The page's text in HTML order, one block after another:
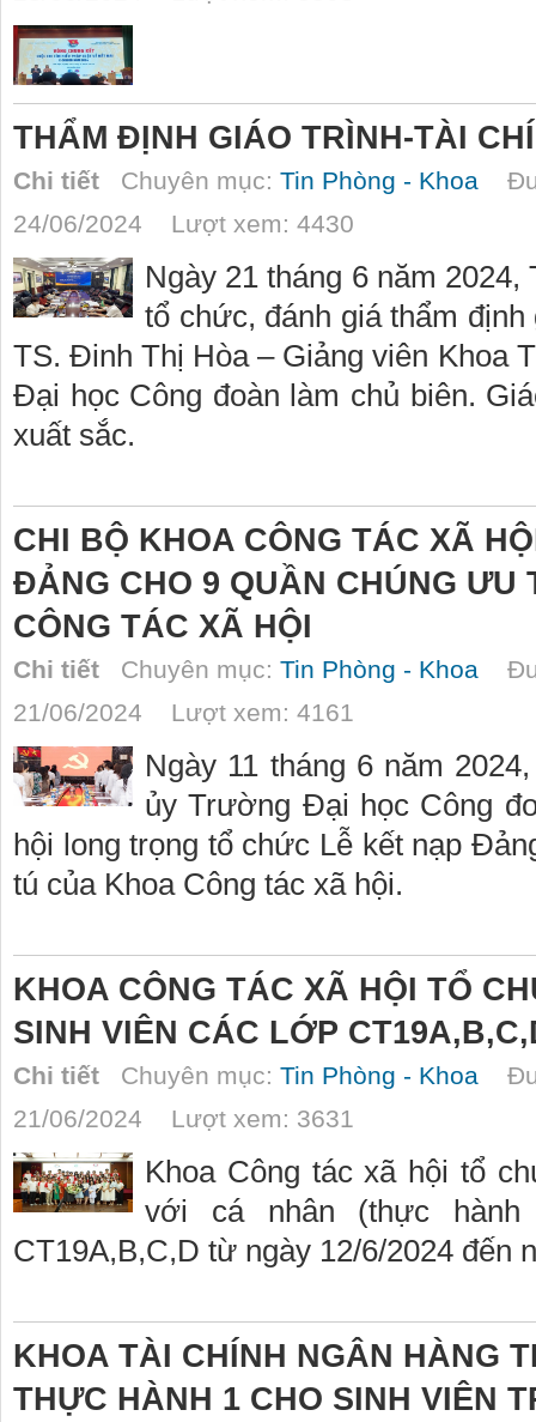
THẨM ĐỊNH GIÁO TRÌNH-TÀI
Chi tiết Chuyên mục: Tin Phòng - Khoa
24/06/2024 Lượt xem: 4430
Ngày 21 tháng 6 năm
tổ chức, đánh giá thẩm định
TS. Đinh Thị Hòa – Giảng viên Khoa
Đại học Công đoàn làm chủ biên.
xuất sắc.
CHI BỘ KHOA CÔNG TÁC XÃ
ĐẢNG CHO 9 QUẦN CHÚNG ƯU
CÔNG TÁC XÃ HỘI
Chi tiết Chuyên mục: Tin Phòng - Khoa
21/06/2024 Lượt xem: 4161
Ngày 11 tháng 6 năm
ủy Trường Đại học Công
hội long trọng tổ chức Lễ kết nạp
tú của Khoa Công tác xã hội.
KHOA CÔNG TÁC XÃ HỘI TỔ
SINH VIÊN CÁC LỚP
Chi tiết Chuyên mục: Tin Phòng - Khoa
21/06/2024 Lượt xem: 3631
Khoa Công tác xã hội tổ
với cá nhân (thực
CT19A,B,C,D từ ngày 12/6/2024 đến
KHOA TÀI CHÍNH NGÂN HÀNG
THỰC HÀNH 1 CHO SINH VIÊN